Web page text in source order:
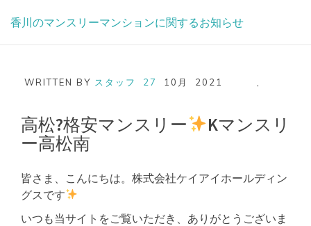
香川のマンスリーマンションに関するお知らせ
WRITTEN BY スタッフ 27 10月 2021
高松?格安マンスリー
Kマンスリ
ー高松南
皆さま、こんにちは。株式会社ケイアイホールディン
グスです
いつも当サイトをご覧いただき、ありがとうございま